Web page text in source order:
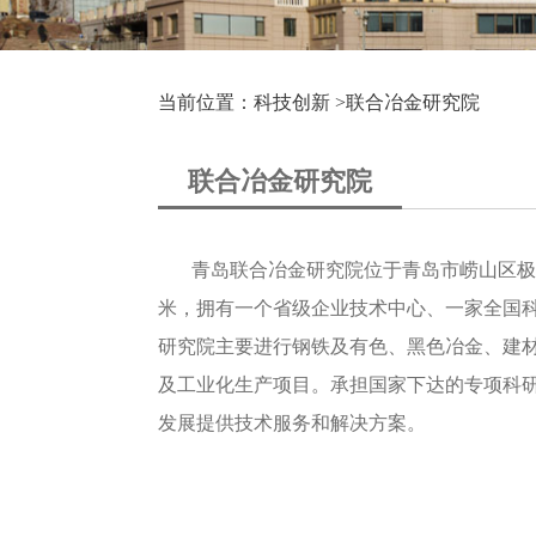
当前位置：科技创新 >联合冶金研究院
联合冶金研究院
青岛联合冶金研究院位于青岛市崂山区
米，拥有一个省级企业技术中心、一家全国
研究院主要进行钢铁及有色、黑色冶金、建
及工业化生产项目。承担国家下达的专项科
发展提供技术服务和解决方案。